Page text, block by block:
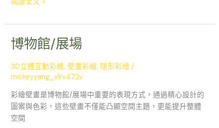
博物館/展場
3D立體互動彩繪,壁畫彩繪, 隱形彩繪 /
mickeyyang_x1rv472v
彩繪壁畫是博物館/展場中重要的表現方式，通過精心設計的
圖案與色彩，這些壁畫不僅能凸顯空間主題，更能提升整體
空間
博
物
館/
展